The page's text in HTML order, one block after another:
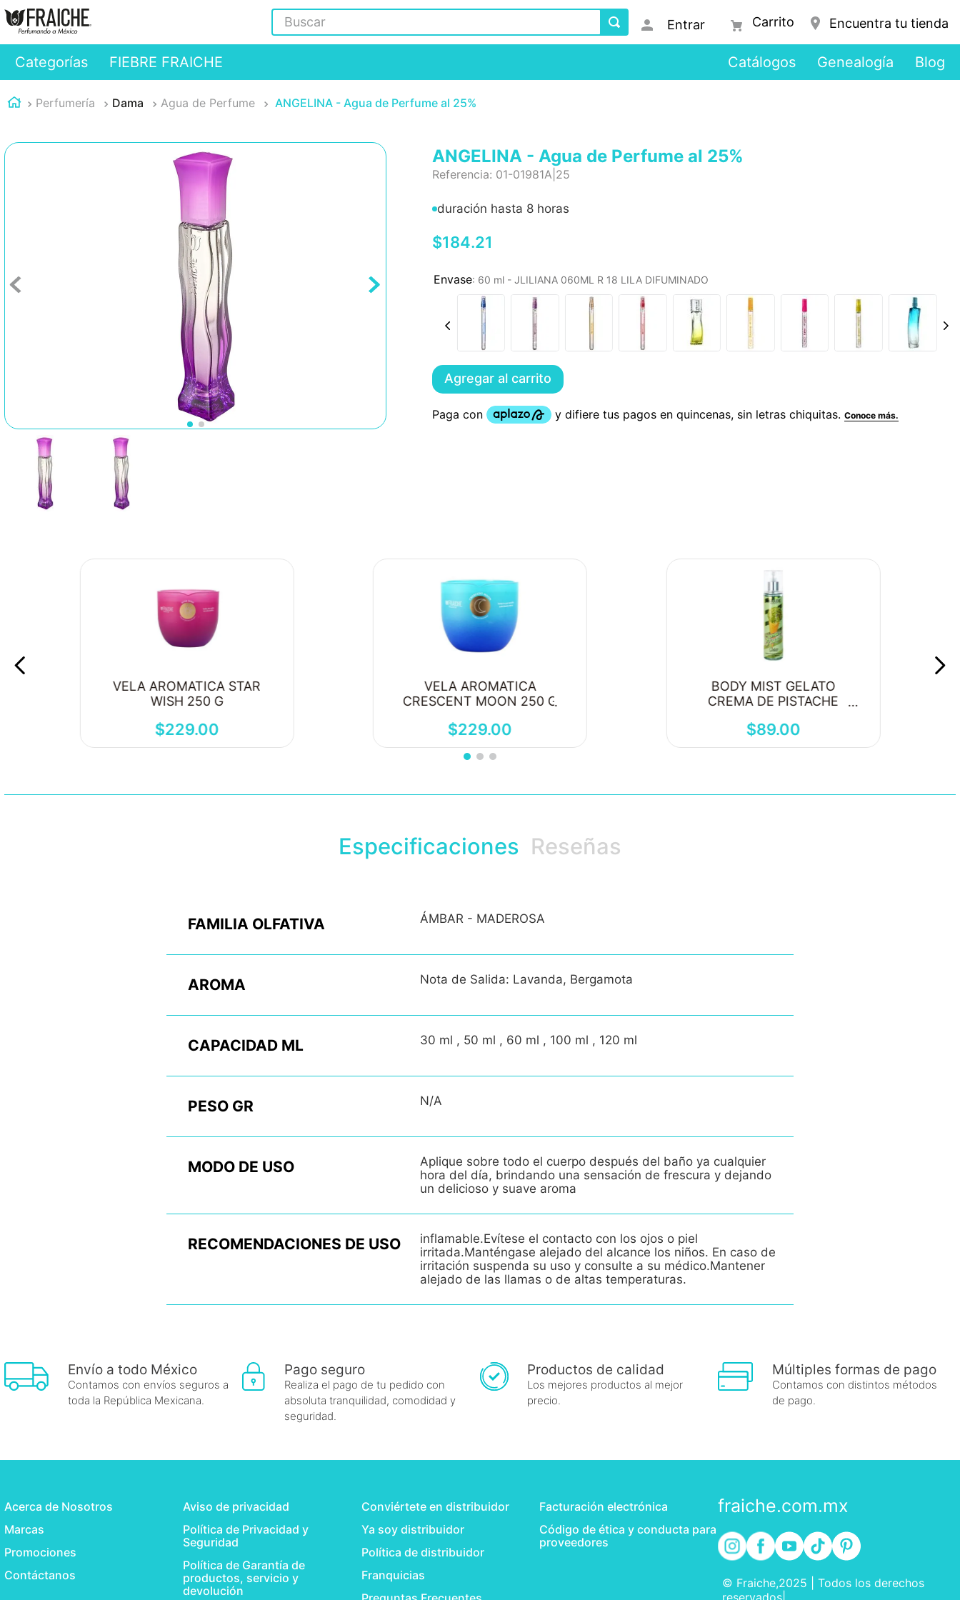
Buscar
Entrar Encuentra tu tienda
Categorías FIEBRE FRAICHE Catálogos Genealogía Blog
Perfumería Dama Agua de Perfume ANGELINA - Agua de Perfume al 25%
ANGELINA - Agua de Perfume al 25%
Referencia: 01-01981A|25
duración hasta 8 horas
$184.21
: 60 ml - JLILIANA 060ML R 18 LILA DIFUMINADO
Agregar al carrito
VELA AROMATICA STAR
WISH 250 G
$229.00
VELA AROMATICA
CRESCENT MOON 250 G
$229.00
BODY MIST GELATO
CREMA DE PISTACHE
$89.00
Especificaciones Reseñas
FAMILIA OLFATIVA ÁMBAR - MADEROSA
AROMA Nota de Salida: Lavanda, Bergamota
CAPACIDAD ML 30 ml , 50 ml , 60 ml , 100 ml , 120 ml
PESO GR N/A
MODO DE USO
Aplique sobre todo el cuerpo después del baño ya cualquier
hora del día, brindando una sensación de frescura y dejando
un delicioso y suave aroma
RECOMENDACIONES DE USO
inflamable.Evítese el contacto con los ojos o piel
irritada.Manténgase alejado del alcance los niños. En caso de
irritación suspenda su uso y consulte a su médico.Mantener
alejado de las llamas o de altas temperaturas.
Envío a todo México
Contamos con envíos seguros a
toda la República Mexicana.
Pago seguro
Realiza el pago de tu pedido con
absoluta tranquilidad, comodidad y
seguridad.
Productos de calidad
Los mejores productos al mejor
precio.
Múltiples formas de pago
Contamos con distintos métodos
de pago.
Acerca de Nosotros
Marcas
Promociones
Contáctanos
Aviso de privacidad
Política de Privacidad y
Seguridad
Política de Garantía de
productos, servicio y
devolución
Conviértete en distribuidor
Ya soy distribuidor
Política de distribuidor
Franquicias
Facturación electrónica
Código de ética y conducta para
proveedores
fraiche.com.mx
© Fraiche,2025 | Todos los derechos
reservados|